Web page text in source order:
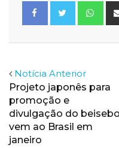
Notícia Anterior
Projeto japonês para
promoção e
divulgação do
vem ao Brasil em
janeiro